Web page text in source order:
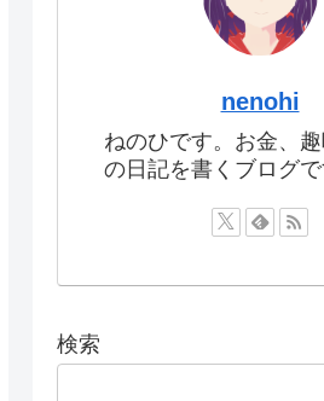
nenohi
ねのひです。お金、
の日記を書くブログで
検索